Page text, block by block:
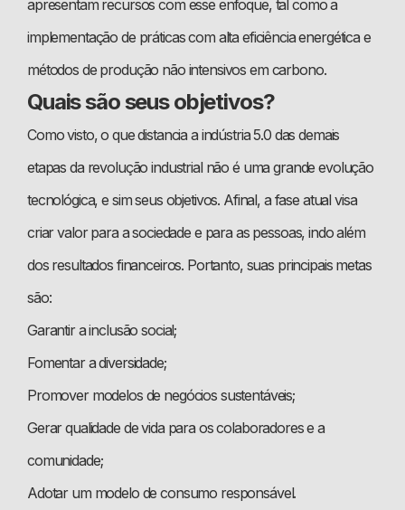
apresentam recursos com esse enfoque, tal como a
implementação de práticas com alta eficiência energética e
métodos de produção não intensivos em carbono.
Quais são seus objetivos?
Como visto, o que distancia a indústria 5.0 das demais
etapas da revolução industrial não é uma grande evolução
tecnológica, e sim seus objetivos. Afinal, a fase atual visa
criar valor para a sociedade e para as pessoas, indo além
dos resultados financeiros. Portanto, suas principais metas
são:
Garantir a inclusão social;
Fomentar a diversidade;
Promover modelos de negócios sustentáveis;
Gerar qualidade de vida para os colaboradores e a
comunidade;
Adotar um modelo de consumo responsável.